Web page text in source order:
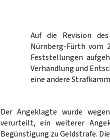
Auf die Revision
Nürnberg-Fürth vom
Feststellungen
Verhandlung und
eine andere
Der Angeklagte wurde
verurteilt, ein weiterer
Begünstigung zu Geldstrafe.